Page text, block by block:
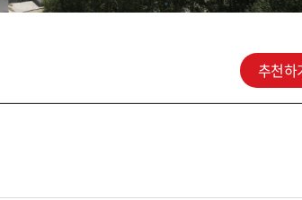
추천하